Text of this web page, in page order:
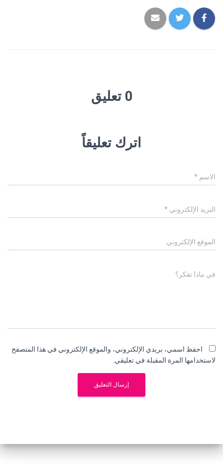
0 تعليق
اترك تعليقاً
الاسم *
البريد الإلكتروني *
الموقع الإلكتروني
في ماذا تفكر؟
احفظ اسمي، بريدي الإلكتروني، والموقع الإلكتروني في هذا المتصفح
لاستخدامها المرة المقبلة في تعليقي.